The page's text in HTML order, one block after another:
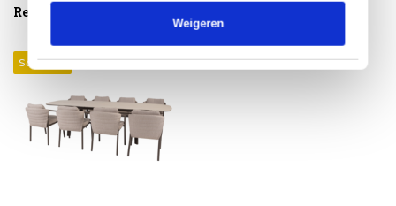
Weigeren
Reeds bekeken
Sale 24%